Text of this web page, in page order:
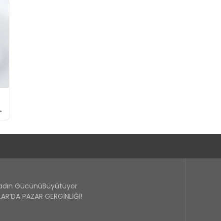
GücünüBüyütüyor
PAZAR GERGİNLİĞİ!